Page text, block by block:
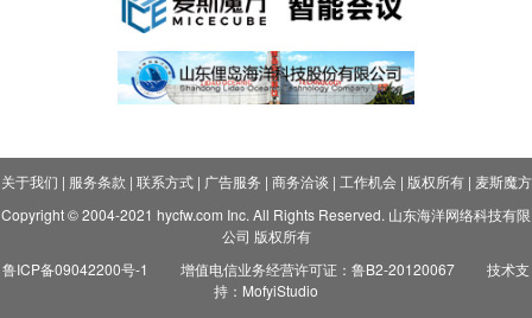
关于我们 | 服务条款 | 联系方式| 广告服务 | 商务洽谈 | 工作机会| 版权所有| 麦斯魔方
Copyright © 2004-2021 hycfw.com Inc. All Rights Reserved. 山东海洋网络科技有限
公司 版权所有
鲁ICP备09042200号-1
增值电信业务经营许可证：鲁B2-20120067
技术支
持：MofyiStudio